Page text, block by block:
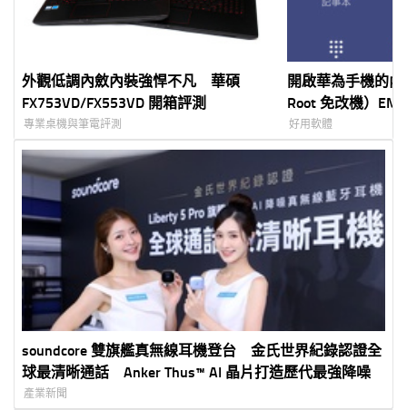
外觀低調內斂內裝強悍不凡 華碩
FX753VD/FX553VD 開箱評測
專業桌機與筆電評測
開啟華為手機的
Root 免改機）
援！P30/20/P10/
好用軟體
soundcore 雙旗艦真無線耳機登台 金氏世界紀錄認證全
球最清晰通話 Anker Thus™ AI 晶片打造歷代最強降噪
產業新聞